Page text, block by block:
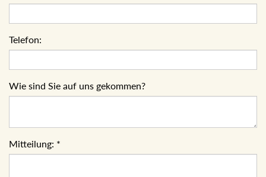
Telefon:
Wie sind Sie auf uns gekommen?
Mitteilung: *